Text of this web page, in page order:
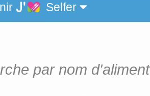
Selfer
par nom d'aliment